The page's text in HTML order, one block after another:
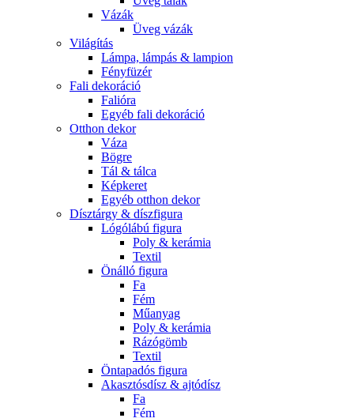
Vázák
Üveg vázák
Világítás
Lámpa, lámpás & lampion
Fényfüzér
Fali dekoráció
Falióra
Egyéb fali dekoráció
Otthon dekor
Váza
Bögre
Tál & tálca
Képkeret
Egyéb otthon dekor
Dísztárgy & díszfigura
Lógólábú figura
Poly & kerámia
Textil
Önálló figura
Fa
Fém
Műanyag
Poly & kerámia
Rázógömb
Textil
Öntapadós figura
Akasztósdísz & ajtódísz
Fa
Fém